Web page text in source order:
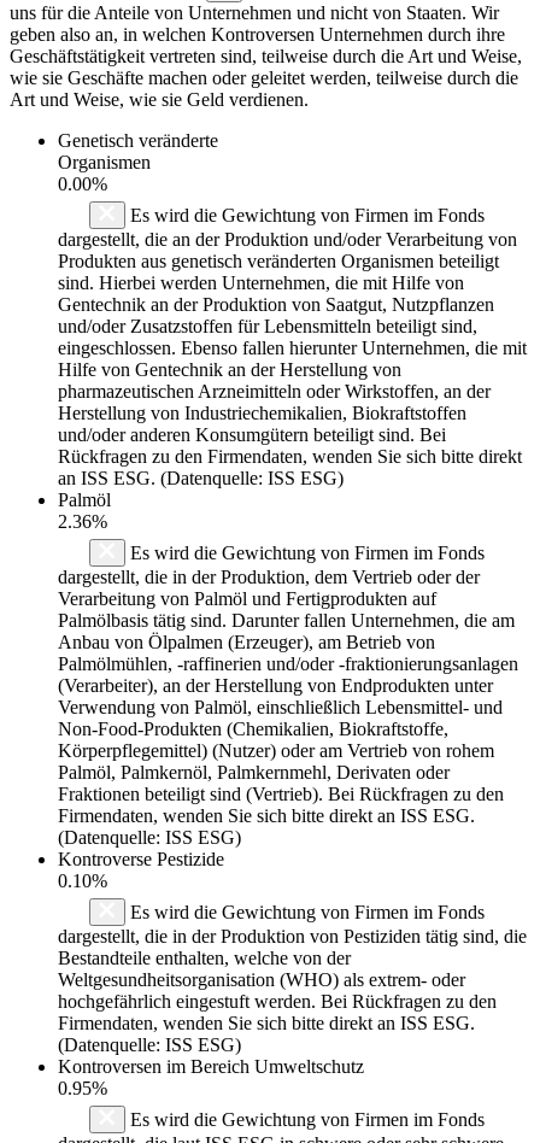
uns für die Anteile von Unternehmen und nicht von Staaten. Wir
geben also an, in welchen Kontroversen Unternehmen durch ihre
Geschäftstätigkeit vertreten sind, teilweise durch die Art und Weise,
wie sie Geschäfte machen oder geleitet werden, teilweise durch die
Art und Weise, wie sie Geld verdienen.
Genetisch veränderte
Organismen
0.00%
Es wird die Gewichtung von Firmen im Fonds
dargestellt, die an der Produktion und/oder Verarbeitung von
Produkten aus genetisch veränderten Organismen beteiligt
sind. Hierbei werden Unternehmen, die mit Hilfe von
Gentechnik an der Produktion von Saatgut, Nutzpflanzen
und/oder Zusatzstoffen für Lebensmitteln beteiligt sind,
eingeschlossen. Ebenso fallen hierunter Unternehmen, die mit
Hilfe von Gentechnik an der Herstellung von
pharmazeutischen Arzneimitteln oder Wirkstoffen, an der
Herstellung von Industriechemikalien, Biokraftstoffen
und/oder anderen Konsumgütern beteiligt sind. Bei
Rückfragen zu den Firmendaten, wenden Sie sich bitte direkt
an ISS ESG. (Datenquelle: ISS ESG)
Palmöl
2.36%
Es wird die Gewichtung von Firmen im Fonds
dargestellt, die in der Produktion, dem Vertrieb oder der
Verarbeitung von Palmöl und Fertigprodukten auf
Palmölbasis tätig sind. Darunter fallen Unternehmen, die am
Anbau von Ölpalmen (Erzeuger), am Betrieb von
Palmölmühlen, -raffinerien und/oder -fraktionierungsanlagen
(Verarbeiter), an der Herstellung von Endprodukten unter
Verwendung von Palmöl, einschließlich Lebensmittel- und
Non-Food-Produkten (Chemikalien, Biokraftstoffe,
Körperpflegemittel) (Nutzer) oder am Vertrieb von rohem
Palmöl, Palmkernöl, Palmkernmehl, Derivaten oder
Fraktionen beteiligt sind (Vertrieb). Bei Rückfragen zu den
Firmendaten, wenden Sie sich bitte direkt an ISS ESG.
(Datenquelle: ISS ESG)
Kontroverse Pestizide
0.10%
Es wird die Gewichtung von Firmen im Fonds
dargestellt, die in der Produktion von Pestiziden tätig sind, die
Bestandteile enthalten, welche von der
Weltgesundheitsorganisation (WHO) als extrem- oder
hochgefährlich eingestuft werden. Bei Rückfragen zu den
Firmendaten, wenden Sie sich bitte direkt an ISS ESG.
(Datenquelle: ISS ESG)
Kontroversen im Bereich Umweltschutz
0.95%
Es wird die Gewichtung von Firmen im Fonds